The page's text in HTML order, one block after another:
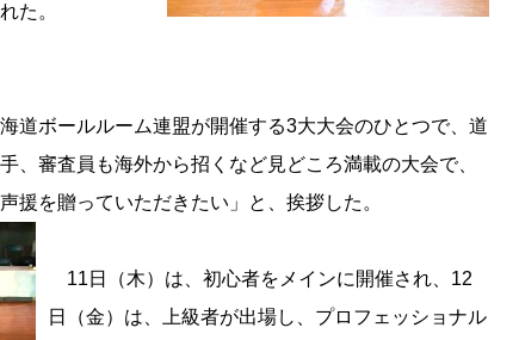
た。
道ボールルーム連盟が開催する3大大会のひとつで、道
、審査員も海外から招くなど見どころ満載の大会で、
援を贈っていただきたい」と、挨拶した。
11日（木）は、初心者をメインに開催され、12
日（金）は、上級者が出場し、プロフェッショナル